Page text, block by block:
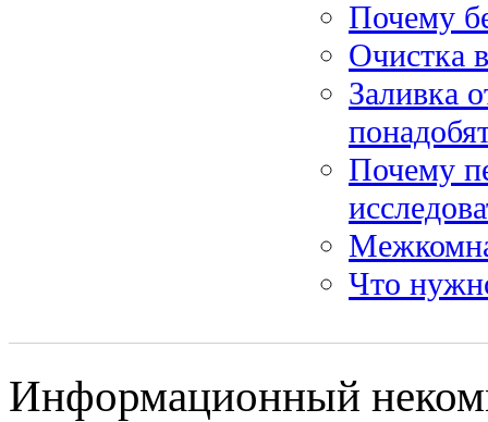
Почему
Очистка
Заливка
Почему
Что
Информационный